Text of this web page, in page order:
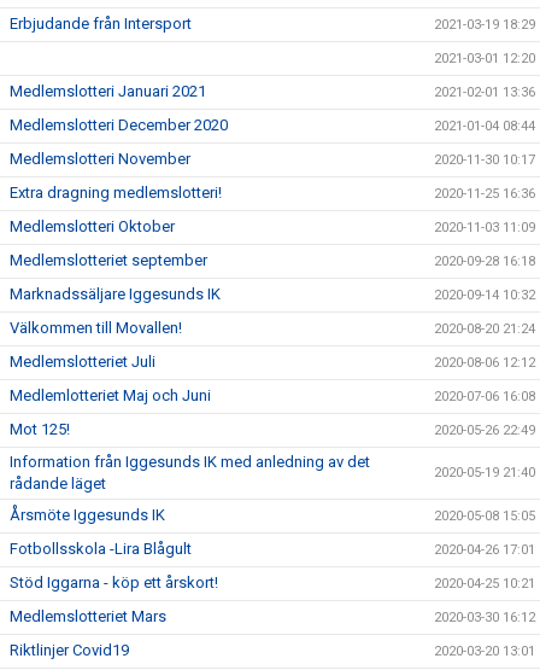
Erbjudande från Intersport 2021-03-19 18:29
2021-03-01 12:20
Medlemslotteri Januari 2021 2021-02-01 13:36
Medlemslotteri December 2020 2021-01-04 08:44
Medlemslotteri November 2020-11-30 10:17
Extra dragning medlemslotteri! 2020-11-25 16:36
Medlemslotteri Oktober 2020-11-03 11:09
Medlemslotteriet september 2020-09-28 16:18
Marknadssäljare Iggesunds IK 2020-09-14 10:32
Välkommen till Movallen! 2020-08-20 21:24
Medlemslotteriet Juli 2020-08-06 12:12
Medlemlotteriet Maj och Juni 2020-07-06 16:08
Mot 125! 2020-05-26 22:49
Information från Iggesunds IK med anledning av det
rådande läget
2020-05-19 21:40
Årsmöte Iggesunds IK 2020-05-08 15:05
Fotbollsskola -Lira Blågult 2020-04-26 17:01
Stöd Iggarna - köp ett årskort! 2020-04-25 10:21
Medlemslotteriet Mars 2020-03-30 16:12
Riktlinjer Covid19 2020-03-20 13:01